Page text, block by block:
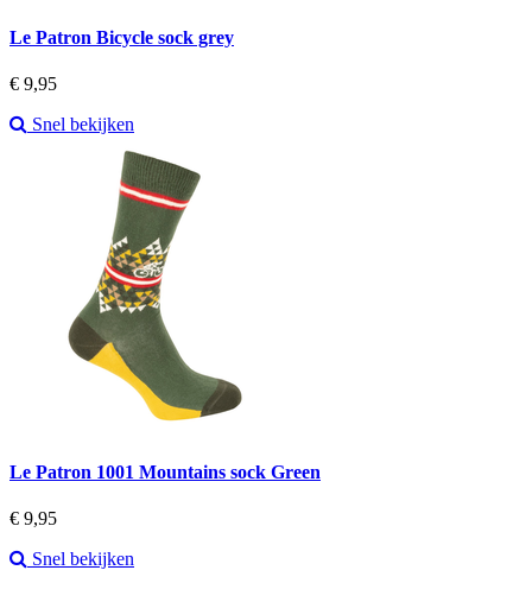
Le Patron Bicycle sock grey
Prijs
€ 9,95
Snel bekijken
Le Patron 1001 Mountains sock Green
Prijs
€ 9,95
Snel bekijken